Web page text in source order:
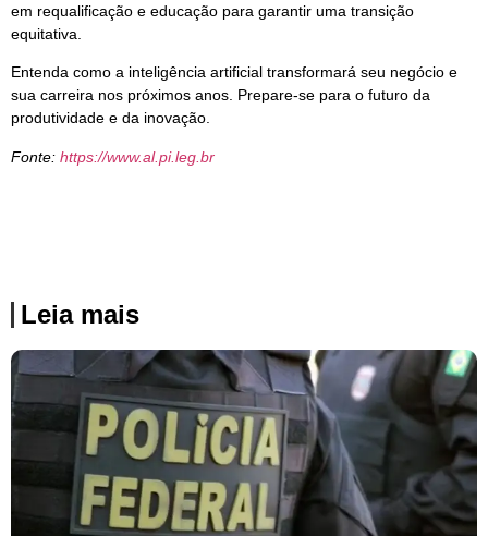
em requalificação e educação para garantir uma transição
equitativa.
Entenda como a inteligência artificial transformará seu negócio e
sua carreira nos próximos anos. Prepare-se para o futuro da
produtividade e da inovação.
Fonte: https://www.al.pi.leg.br
Leia mais